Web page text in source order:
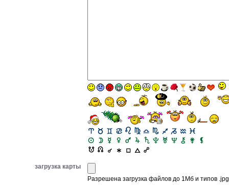
загрузка карты
Разрешена загрузка файлов до 1Мб и типов